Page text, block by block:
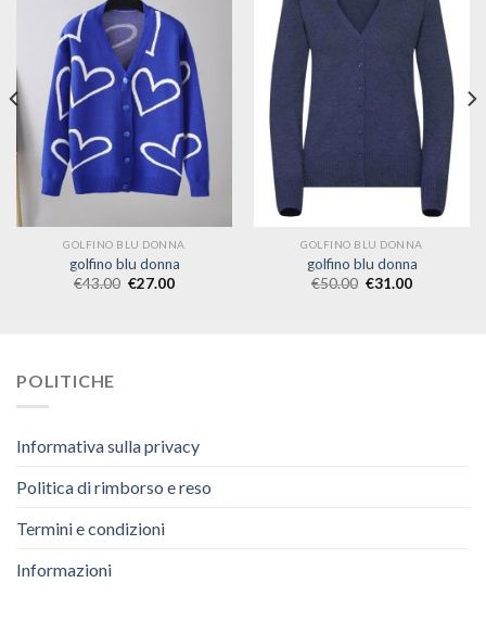
GOLFINO BLU DONNA
golfino blu donna
€43.00 €27.00
GOLFINO BLU DONNA
golfino blu donna
€50.00 €31.00
POLITICHE
Informativa sulla privacy
Politica di rimborso e reso
Termini e condizioni
Informazioni